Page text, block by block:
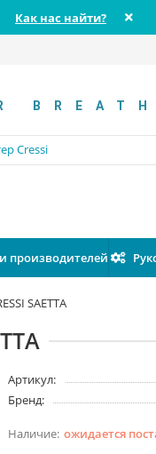
Как нас найти?
BREATH
производителей
SAETTA
Артикул:
Бренд:
ожидается